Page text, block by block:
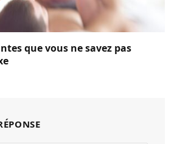
que vous ne savez pas